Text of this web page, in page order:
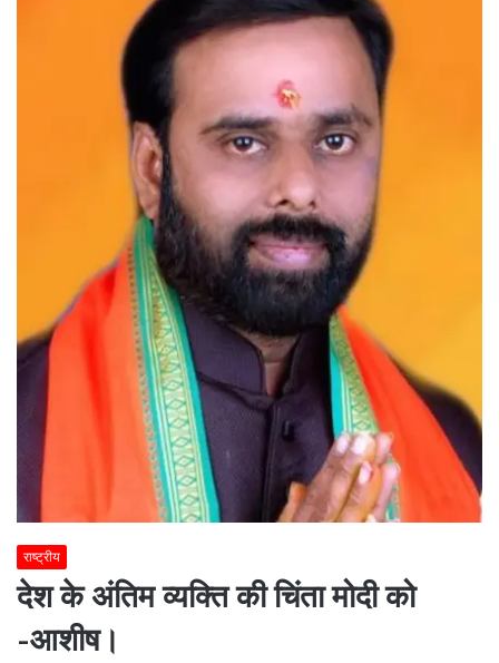
राष्ट्रीय
देश के अंतिम व्यक्ति की चिंता मोदी को
-आशीष।